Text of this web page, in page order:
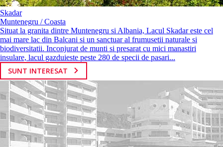
Skadar
Muntenegru / Coasta
Situat la granita dintre Muntenegru si Albania, Lacul Skadar este cel
mai mare lac din Balcani si un sanctuar al frumusetii naturale si
biodiversitatii. Inconjurat de munti si presarat cu mici manastiri
insulare, lacul gazduieste peste 280 de specii de pasari...
SUNT INTERESAT